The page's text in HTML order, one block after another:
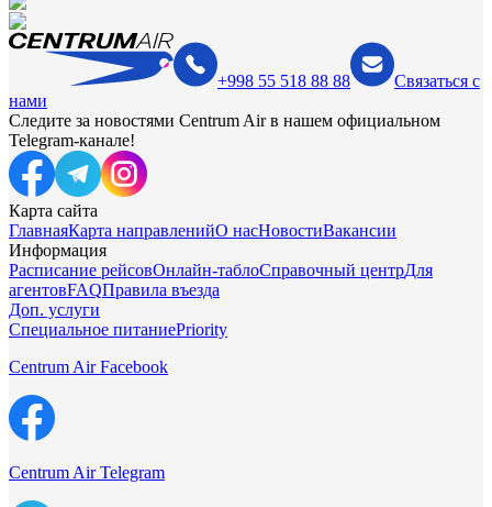
+998 55 518 88 88
Связаться с
нами
Следите за новостями Centrum Air в нашем официальном
Telegram-канале!
Карта сайта
ГлавнаяКарта направленийО насНовостиВакансии
Информация
Расписание рейсовОнлайн-таблоСправочный центрДля
агентовFAQПравила въезда
Доп. услуги
Специальное питаниеPriority
Centrum Air Facebook
Centrum Air Telegram